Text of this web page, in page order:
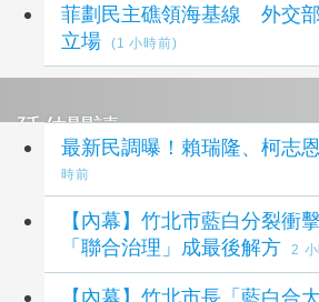
菲劃民主礁領海基線 外交
立場
(1 小時前)
延伸閱讀
最新民調曝！賴瑞隆、柯志
時前
【內幕】竹北市藍白分裂衝
「聯合治理」成最後解方
2
【內幕】竹北市長「藍白